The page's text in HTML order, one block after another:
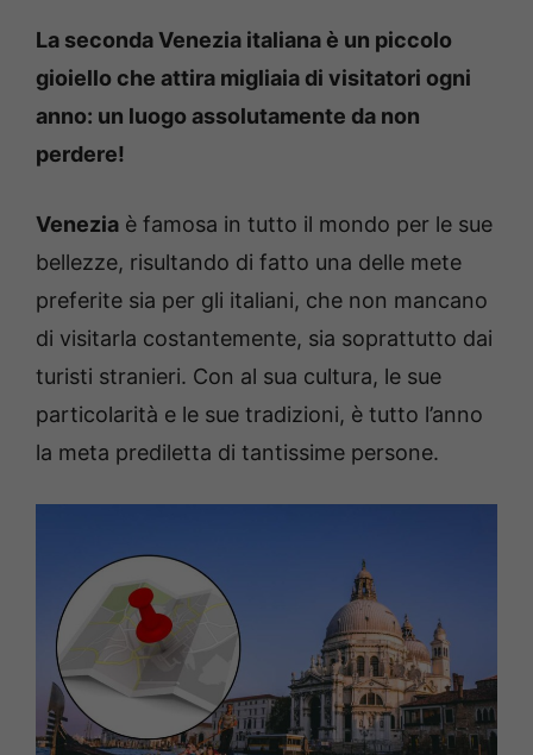
La seconda Venezia italiana è un piccolo
gioiello che attira migliaia di visitatori ogni
anno: un luogo assolutamente da non
perdere!
Venezia è famosa in tutto il mondo per le sue
bellezze, risultando di fatto una delle mete
preferite sia per gli italiani, che non mancano
di visitarla costantemente, sia soprattutto dai
turisti stranieri. Con al sua cultura, le sue
particolarità e le sue tradizioni, è tutto l’anno
la meta prediletta di tantissime persone.